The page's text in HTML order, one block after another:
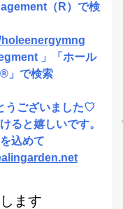
（R）で検
」「ホール
」で検索
うございました♡
ると嬉しいです。
を込めて
ます